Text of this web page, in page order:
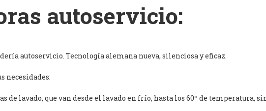
autoservicio:
autoservicio. Tecnología alemana nueva, silenciosa y eficaz.
necesidades:
lavado, que van desde el lavado en frío, hasta los 60º de temperatura,